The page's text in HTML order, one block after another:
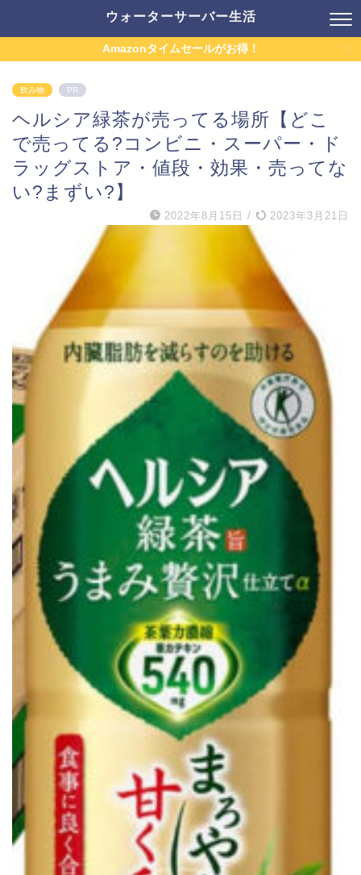
ウォーターサーバー生活
Amazonタイムセールがお得！
飲み物 PR
ヘルシア緑茶が売ってる場所【どこ
で売ってる?コンビニ・スーパー・ド
ラッグストア・値段・効果・売ってな
い?まずい?】
2022年8月15日 / 2023年3月21日